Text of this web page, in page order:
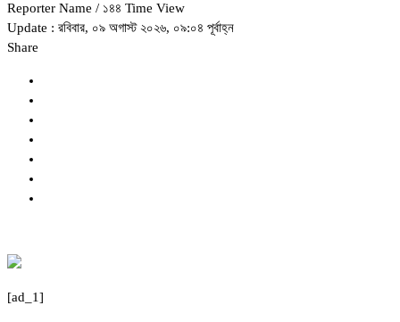
Reporter Name / ১৪৪ Time View
Update : রবিবার, ০৯ অগাস্ট ২০২৬, ০৯:০৪ পূর্বাহ্ন
Share
[ad_1]